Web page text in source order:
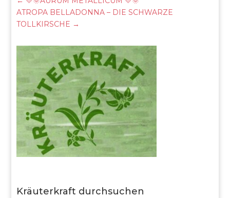
ATROPA BELLADONNA – DIE SCHWARZE
TOLLKIRSCHE →
Kräuterkraft durchsuchen